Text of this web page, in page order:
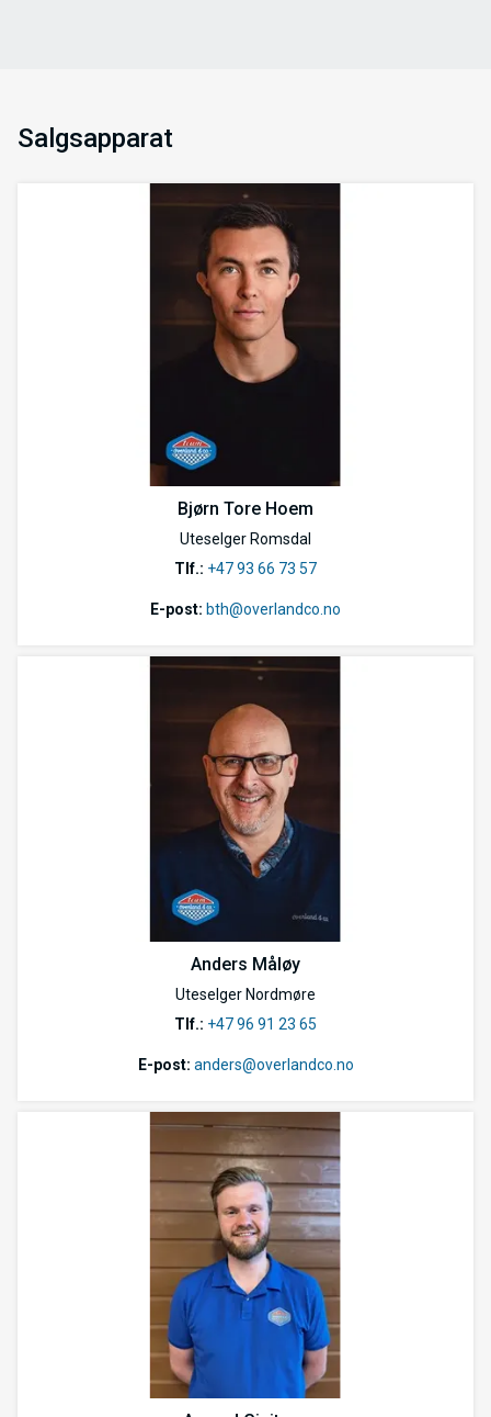
Salgsapparat
Bjørn Tore Hoem
Uteselger Romsdal
Tlf.: +47 93 66 73 57
E-post: bth@overlandco.no
Anders Måløy
Uteselger Nordmøre
Tlf.: +47 96 91 23 65
E-post: anders@overlandco.no